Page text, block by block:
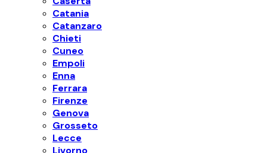
Catania
Catanzaro
Chieti
Cuneo
Empoli
Enna
Ferrara
Firenze
Genova
Grosseto
Lecce
Livorno